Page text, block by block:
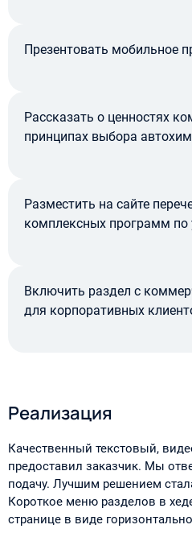
Презентовать мобильное
Рассказать о ценностях
принципах выбора
Разместить на сайте
комплексных программ по
Включить раздел с
для корпоративных
Реализация
Качественный текстовый,
предоставил заказчик. Мы
подачу. Лучшим решением
Короткое меню разделов в
странице в виде